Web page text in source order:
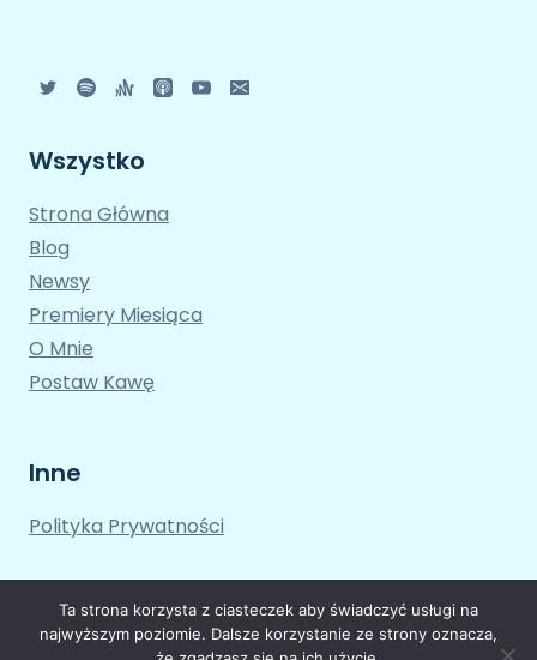
Wszystko
Strona Główna
Blog
Newsy
Premiery Miesiąca
O Mnie
Postaw Kawę
Inne
Polityka Prywatności
Ta strona korzysta z ciasteczek aby świadczyć usługi na
najwyższym poziomie. Dalsze korzystanie ze strony oznacza,